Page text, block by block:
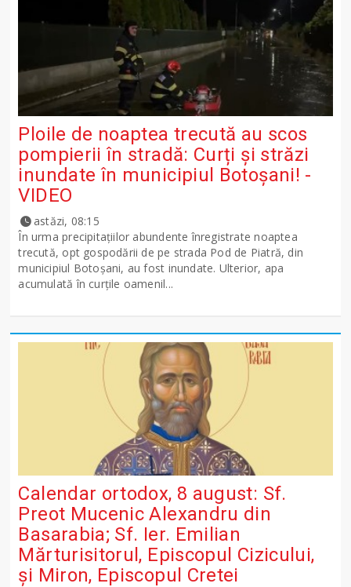
Ploile de noaptea trecută au scos
pompierii în stradă: Curți și străzi
inundate în municipiul Botoșani! -
VIDEO
astăzi, 08:15
În urma precipitațiilor abundente înregistrate noaptea
trecută, opt gospodării de pe strada Pod de Piatră, din
municipiul Botoșani, au fost inundate. Ulterior, apa
acumulată în curțile oamenil...
Calendar ortodox, 8 august: Sf.
Preot Mucenic Alexandru din
Basarabia; Sf. Ier. Emilian
Mărturisitorul, Episcopul Cizicului,
şi Miron, Episcopul Cretei